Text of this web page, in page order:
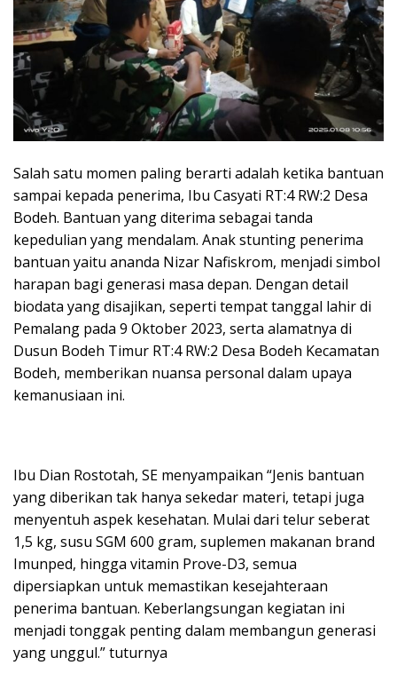
Salah satu momen paling berarti adalah ketika bantuan
sampai kepada penerima, Ibu Casyati RT:4 RW:2 Desa
Bodeh. Bantuan yang diterima sebagai tanda
kepedulian yang mendalam. Anak stunting penerima
bantuan yaitu ananda Nizar Nafiskrom, menjadi simbol
harapan bagi generasi masa depan. Dengan detail
biodata yang disajikan, seperti tempat tanggal lahir di
Pemalang pada 9 Oktober 2023, serta alamatnya di
Dusun Bodeh Timur RT:4 RW:2 Desa Bodeh Kecamatan
Bodeh, memberikan nuansa personal dalam upaya
kemanusiaan ini.
Ibu Dian Rostotah, SE menyampaikan “Jenis bantuan
yang diberikan tak hanya sekedar materi, tetapi juga
menyentuh aspek kesehatan. Mulai dari telur seberat
1,5 kg, susu SGM 600 gram, suplemen makanan brand
Imunped, hingga vitamin Prove-D3, semua
dipersiapkan untuk memastikan kesejahteraan
penerima bantuan. Keberlangsungan kegiatan ini
menjadi tonggak penting dalam membangun generasi
yang unggul.” tuturnya